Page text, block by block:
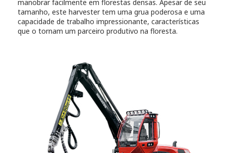
manobrar facilmente em florestas densas. Apesar de seu
tamanho, este harvester tem uma grua poderosa e uma
capacidade de trabalho impressionante, características
que o tornam um parceiro produtivo na floresta.